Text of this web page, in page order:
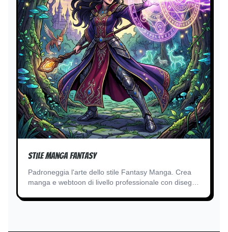
Stile manga fantasy
Padroneggia l'arte dello stile Fantasy Manga. Crea
manga e webtoon di livello professionale con disegni
conversione testo-immagine all'avanguardia.